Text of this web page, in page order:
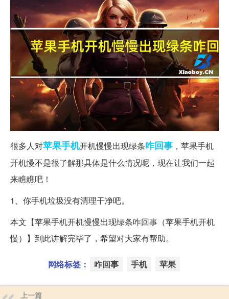
很多人对苹果手机开机慢慢出现绿条咋回事 ，苹果手机
开机慢不是很了解那具体是什么情况呢，现在让我们一起
来瞧瞧吧！
1、你手机垃圾没有清理干净吧。
本文【苹果手机开机慢慢出现绿条咋回事（苹果手机开机
慢）】到此讲解完毕了，希望对大家有帮助。
网络标签： 咋回事 手机 苹果
上一篇